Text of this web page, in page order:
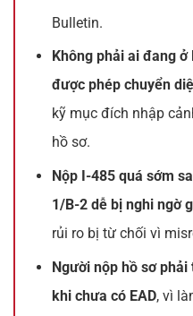
Bulletin.
Không phải ai đang
được phép chuyển
kỹ mục đích nhập
hồ sơ.
Nộp I-485 quá sớm
1/B-2 dễ bị nghi ngờ
rủi ro bị từ chối vì
Người nộp hồ sơ
khi chưa có EAD, vì